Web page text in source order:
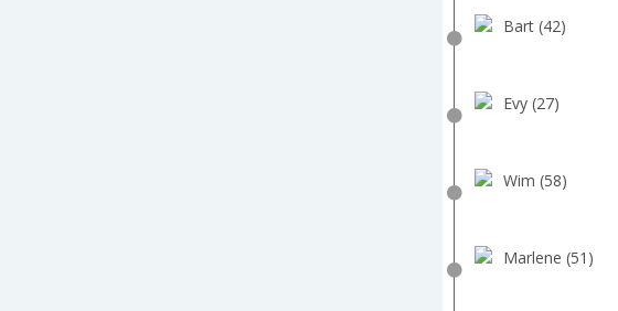
Bart (42)
Evy (27)
Wim (58)
Marlene (51)